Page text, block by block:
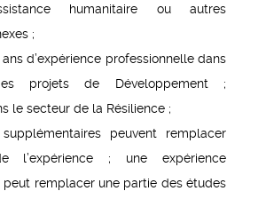
humanitaire ou autres
;
d’expérience professionnelle dans
projets de Développement ;
le secteur de la Résilience ;
peuvent remplacer
l’expérience ; une expérience
remplacer une partie des études